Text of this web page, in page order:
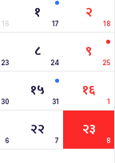
16
१
17
२
18
23
८
24
९
25
30
१५
31
१६
1
6
२२
7
२३
8